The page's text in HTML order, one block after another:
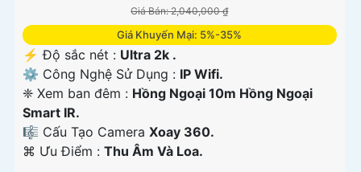
Giá Bán: 2,040,000 ₫
Giá Khuyến Mại: 5%-35%
️⚡ Độ sắc nét : Ultra 2k .
⚙ Công Nghệ Sử Dụng : IP Wifi.
❈ Xem ban đêm : Hồng Ngoại 10m Hồng Ngoại
Smart IR.
🎼️ Cấu Tạo Camera Xoay 360.
️⌘ Ưu Điểm : Thu Âm Và Loa.